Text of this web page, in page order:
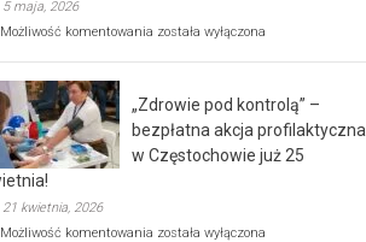
5 maja, 2026
Możliwość komentowania Rusza
rehabilitacji
dla
seniorów!
została wyłączona
„Zdrowie pod kontrolą” –
bezpłatna akcja profilaktyczna
w Częstochowie już 25
21 kwietnia, 2026
Możliwość komentowania „Zdrowie
została wyłączona